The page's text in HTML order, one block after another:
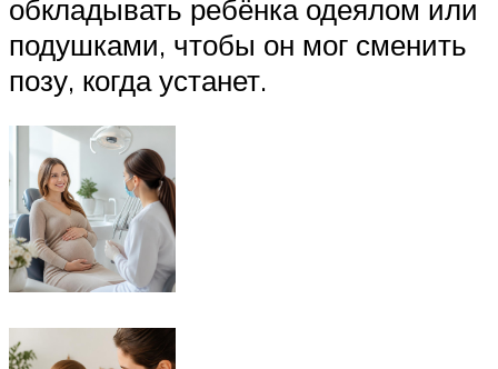
обкладывать ребёнка одеялом или
подушками, чтобы он мог сменить
позу, когда устанет.